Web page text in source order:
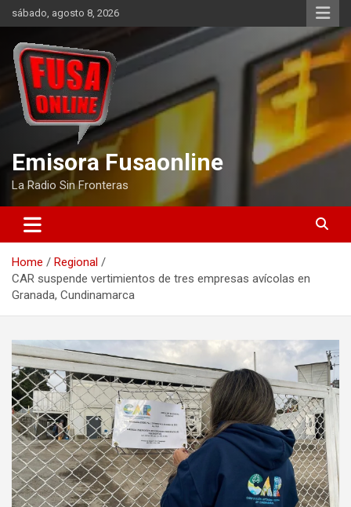
Skip
to
content
sábado, agosto 8, 2026
Emisora Fusaonline
La Radio Sin Fronteras
Home
Regional
CAR suspende vertimientos de tres empresas avícolas en
Granada, Cundinamarca